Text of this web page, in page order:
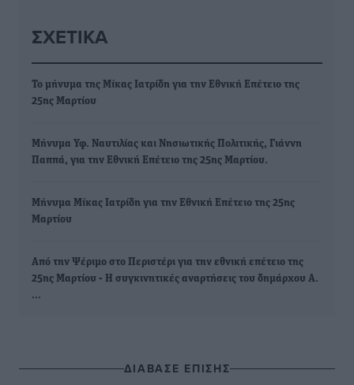
ΣΧΕΤΙΚΆ
Το μήνυμα της Μίκας Ιατρίδη για την Εθνική Επέτειο της
25ης Μαρτίου
Μήνυμα Υφ. Ναυτιλίας και Νησιωτικής Πολιτικής, Γιάννη
Παππά, για την Εθνική Επέτειο της 25ης Μαρτίου.
Μήνυμα Μίκας Ιατρίδη για την Εθνική Επέτειο της 25ης
Μαρτίου
Από την Ψέριμο στο Περιστέρι για την εθνική επέτειο της
25ης Μαρτίου - Η συγκινητικές αναρτήσεις του δημάρχου Α.
…
ΔΙΑΒΑΣΕ ΕΠΙΣΗΣ